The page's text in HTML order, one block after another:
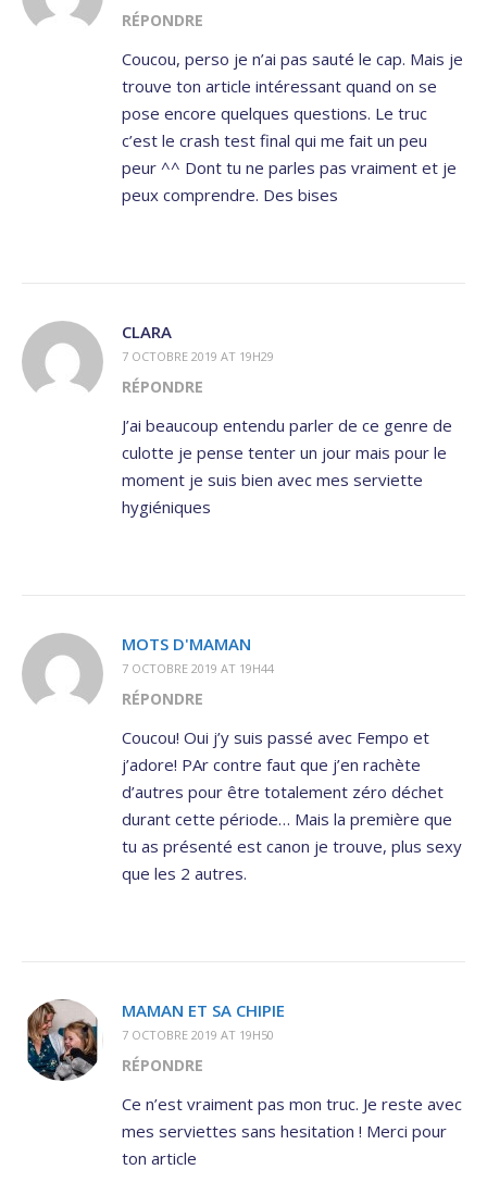
RÉPONDRE
Coucou, perso je n’ai pas sauté le cap. Mais je
trouve ton article intéressant quand on se
pose encore quelques questions. Le truc
c’est le crash test final qui me fait un peu
peur ^^ Dont tu ne parles pas vraiment et je
peux comprendre. Des bises
CLARA
7 OCTOBRE 2019 AT 19H29
RÉPONDRE
J’ai beaucoup entendu parler de ce genre de
culotte je pense tenter un jour mais pour le
moment je suis bien avec mes serviette
hygiéniques
MOTS D'MAMAN
7 OCTOBRE 2019 AT 19H44
RÉPONDRE
Coucou! Oui j’y suis passé avec Fempo et
j’adore! PAr contre faut que j’en rachète
d’autres pour être totalement zéro déchet
durant cette période… Mais la première que
tu as présenté est canon je trouve, plus sexy
que les 2 autres.
MAMAN ET SA CHIPIE
7 OCTOBRE 2019 AT 19H50
RÉPONDRE
Ce n’est vraiment pas mon truc. Je reste avec
mes serviettes sans hesitation ! Merci pour
ton article